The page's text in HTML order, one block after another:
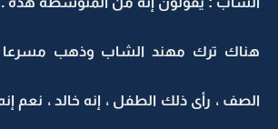
هناك ترك مهند الشاب وذهب مسرعا
الصف ، رأى ذلك الطفل ، إنه خالد ، نعم